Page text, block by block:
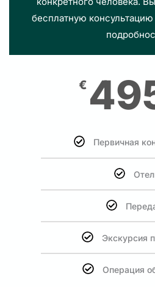
бесплатную консультацию
€
Первичная
Экскурсия
Операция